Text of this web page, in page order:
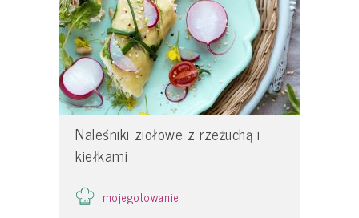
Naleśniki ziołowe z rzeżuchą i
kiełkami
mojegotowanie